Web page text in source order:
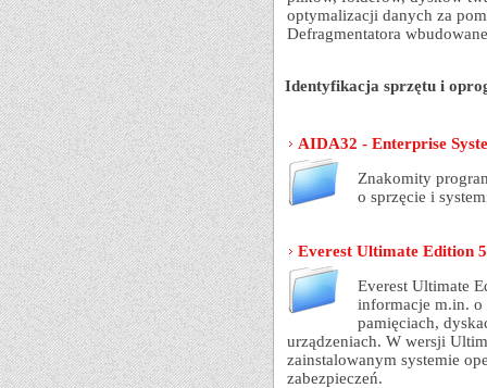
optymalizacji danych za
Defragmentatora
Identyfikacja sprzętu i
AIDA32 - Enterprise
Znakomity
o sprzęcie i
Everest Ultimate Edition
Everest Ultimate
informacje m.in. o
pamięciach,
urządzeniach. W wersji
zainstalowanym systemie
zabezpieczeń.